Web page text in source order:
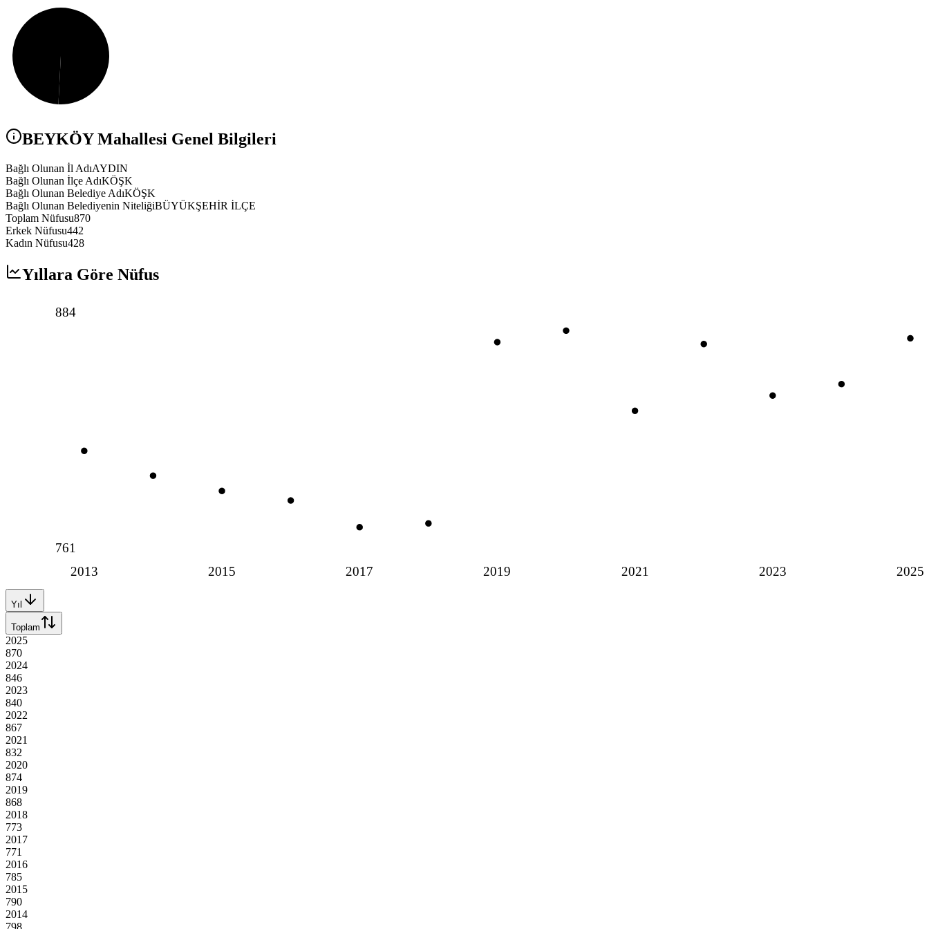
BEYKÖYMahallesi Genel Bilgileri
Bağlı Olunan İl AdıAYDIN
Bağlı Olunan İlçe AdıKÖŞK
Bağlı Olunan Belediye AdıKÖŞK
Bağlı Olunan Belediyenin NiteliğiBÜYÜKŞEHİR İLÇE
Toplam Nüfusu870
Erkek Nüfusu442
Kadın Nüfusu428
Yıllara Göre Nüfus
2013 2015 2017 2019 2021 2023 2025
884
761
Yıl
Toplam
2025
870
2024
846
2023
840
2022
867
2021
832
2020
874
2019
868
2018
773
2017
771
2016
785
2015
790
2014